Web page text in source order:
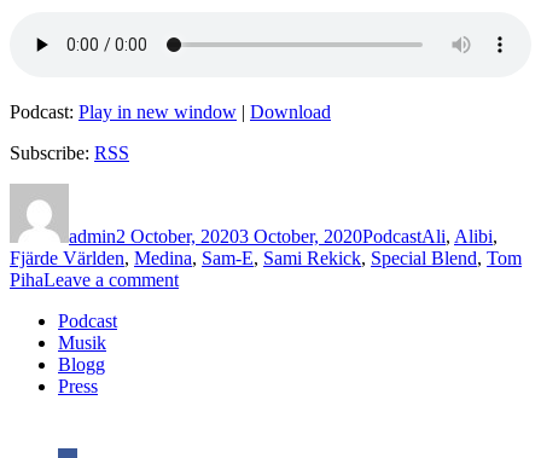
Podcast: Play in new window | Download
Subscribe: RSS
admin2 October, 20203 October, 2020PodcastAli, Alibi,
Fjärde Världen, Medina, Sam-E, Sami Rekick, Special Blend, Tom
PihaLeave a commenton
Podcast
Musik
Blogg
Press